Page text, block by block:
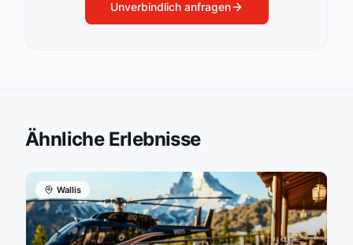
Unverbindlich anfragen
Ähnliche Erlebnisse
Wallis